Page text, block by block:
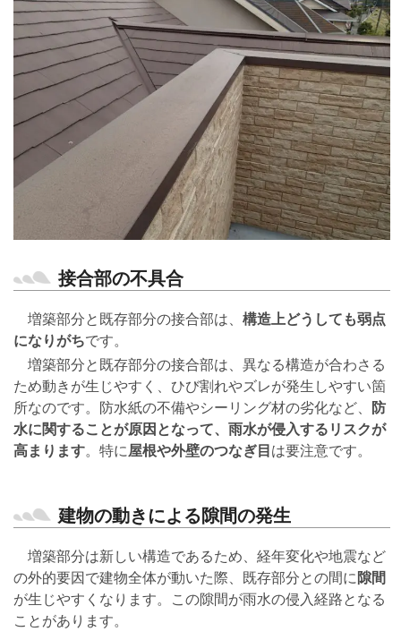
接合部の不具合
増築部分と既存部分の接合部は、 構造上どうしても弱点
になりがちです。
増築部分と既存部分の接合部は、異なる構造が合わさる
ため動きが生じやすく、ひび割れやズレが発生しやすい箇
所なのです。防水紙の不備やシーリング材の劣化など、
防
水に関することが原因となって、雨水が侵入するリスクが
高まります。特に屋根や外壁のつなぎ目 は要注意です。
建物の動きによる隙間の発生
増築部分は新しい構造であるため、経年変化や地震など
の外的要因で建物全体が動いた際、既存部分との間に 隙間
が生じやすくなります。この隙間が雨水の侵入経路となる
ことがあります。